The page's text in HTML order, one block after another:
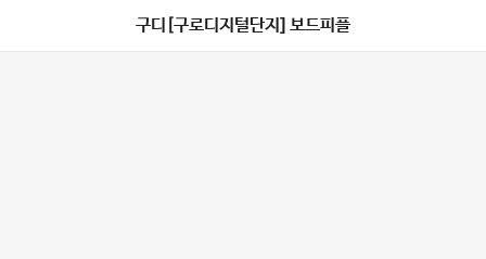
구디[구로디지털단지] 보드피플